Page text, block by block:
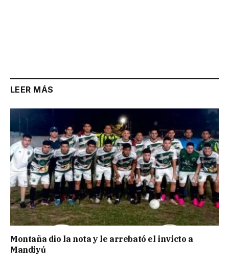
LEER MÁS
Montaña dio la nota y le arrebató el invicto a
Mandiyú